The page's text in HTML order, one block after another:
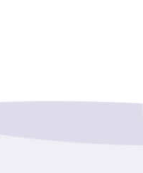
TALCA